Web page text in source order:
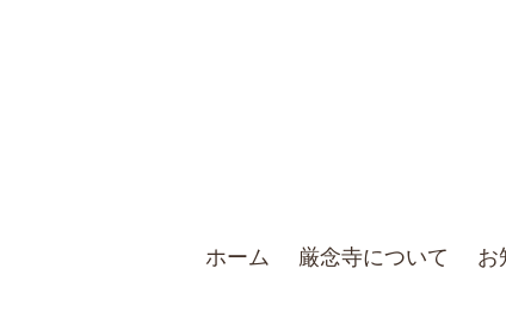
ホーム 厳念寺について お